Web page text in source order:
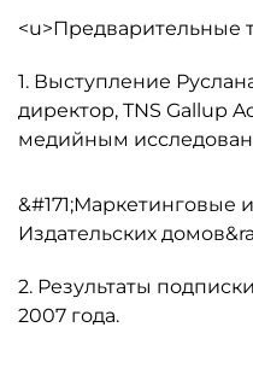
<u>Предварительные
1. Выступление
директор, TNS Gallup
медийным
&#171;Маркетинговые
Издательских
2. Результаты
2007 года.